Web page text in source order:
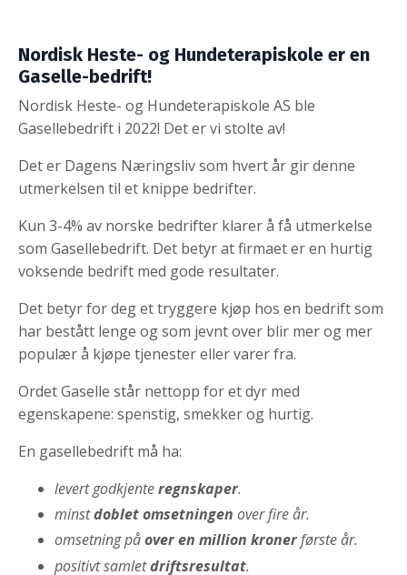
Nordisk Heste- og Hundeterapiskole er en
Gaselle-bedrift!
Nordisk Heste- og Hundeterapiskole AS ble
Gasellebedrift i 2022! Det er vi stolte av!
Det er Dagens Næringsliv som hvert år gir denne
utmerkelsen til et knippe bedrifter.
Kun 3-4% av norske bedrifter klarer å få utmerkelse
som Gasellebedrift. Det betyr at firmaet er en hurtig
voksende bedrift med gode resultater.
Det betyr for deg et tryggere kjøp hos en bedrift som
har bestått lenge og som jevnt over blir mer og mer
populær å kjøpe tjenester eller varer fra.
Ordet Gaselle står nettopp for et dyr med
egenskapene: spenstig, smekker og hurtig.
En gasellebedrift må ha:
levert godkjenteregnskaper.
minstdoblet omsetningen over fire år.
omsetning påover en million kronerførste år.
positivt samletdriftsresultat.